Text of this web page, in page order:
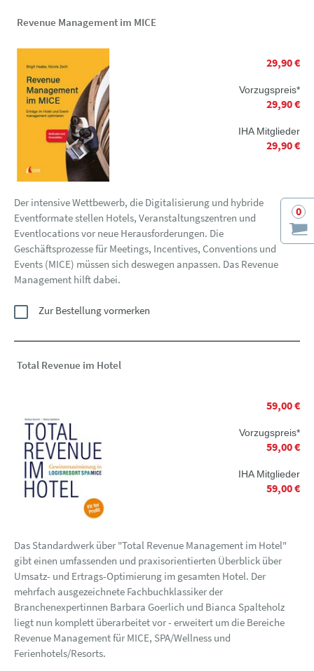
0
Revenue Management im MICE
29,90 €
Vorzugspreis*
29,90 €
IHA Mitglieder
29,90 €
Der intensive Wettbewerb, die Digitalisierung und hybride
Eventformate stellen Hotels, Veranstaltungszentren und
Eventlocations vor neue Herausforderungen. Die
Geschäftsprozesse für Meetings, Incentives, Conventions und
Events (MICE) müssen sich deswegen anpassen. Das Revenue
Management hilft dabei.
Zur Bestellung vormerken
Total Revenue im Hotel
59,00 €
Vorzugspreis*
59,00 €
IHA Mitglieder
59,00 €
Das Standardwerk über "Total Revenue Management im Hotel"
gibt einen umfassenden und praxisorientierten Überblick über
Umsatz- und Ertrags-Optimierung im gesamten Hotel. Der
mehrfach ausgezeichnete Fachbuchklassiker der
Branchenexpertinnen Barbara Goerlich und Bianca Spalteholz
liegt nun komplett überarbeitet vor - erweitert um die Bereiche
Revenue Management für MICE, SPA/Wellness und
Ferienhotels/Resorts.